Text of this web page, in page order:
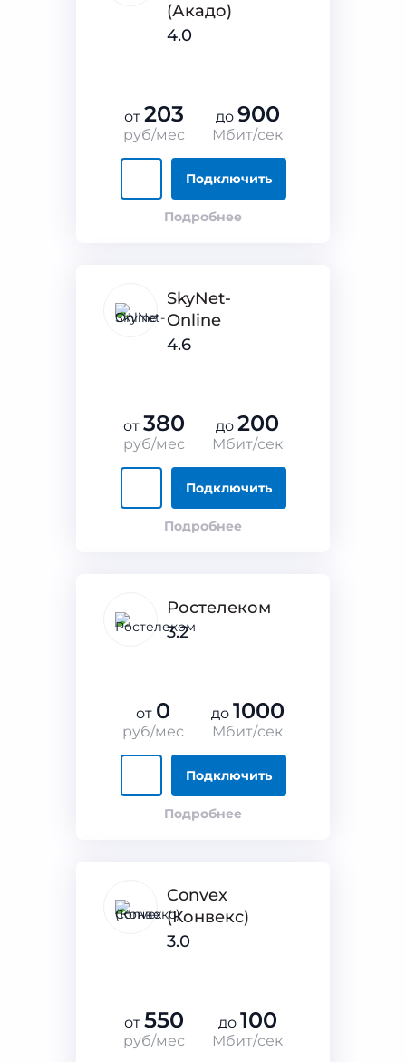
(Акадо)
4.0
от 203
руб/мес
до 900
Мбит/сек
Подключить
Подробнее
SkyNet-
Online
4.6
от 380
руб/мес
до 200
Мбит/сек
Подключить
Подробнее
Ростелеком
3.2
от 0
руб/мес
до 1000
Мбит/сек
Подключить
Подробнее
Convex
(Конвекс)
3.0
от 550
руб/мес
до 100
Мбит/сек